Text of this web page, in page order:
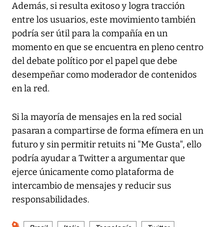
Además, si resulta exitoso y logra tracción
entre los usuarios, este movimiento también
podría ser útil para la compañía en un
momento en que se encuentra en pleno centro
del debate político por el papel que debe
desempeñar como moderador de contenidos
en la red.
Si la mayoría de mensajes en la red social
pasaran a compartirse de forma efímera en un
futuro y sin permitir retuits ni "Me Gusta", ello
podría ayudar a Twitter a argumentar que
ejerce únicamente como plataforma de
intercambio de mensajes y reducir sus
responsabilidades.